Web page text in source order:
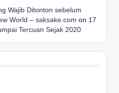
Wajib Ditonton sebelum
World – saksake.com on 17
Tercuan Sejak 2020